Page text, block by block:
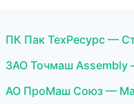
ПК Пак ТехРесурс —
ЗАО Точмаш
АО ПроМаш Союз —